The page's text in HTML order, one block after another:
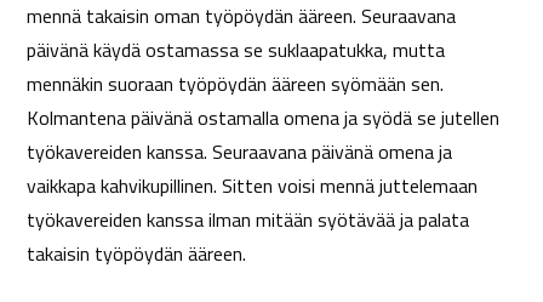
mennä takaisin oman työpöydän ääreen. Seuraavana
päivänä käydä ostamassa se suklaapatukka, mutta
mennäkin suoraan työpöydän ääreen syömään sen.
Kolmantena päivänä ostamalla omena ja syödä se jutellen
työkavereiden kanssa. Seuraavana päivänä omena ja
vaikkapa kahvikupillinen. Sitten voisi mennä juttelemaan
työkavereiden kanssa ilman mitään syötävää ja palata
takaisin työpöydän ääreen.